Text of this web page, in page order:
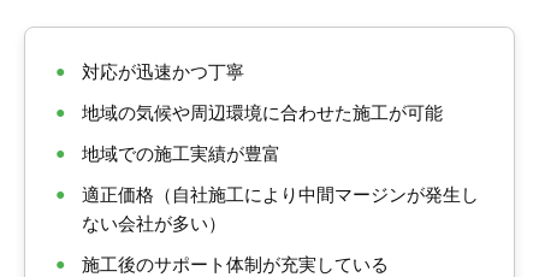
● 対応が迅速かつ丁寧
● 地域の気候や周辺環境に合わせた施工が可能
● 地域での施工実績が豊富
●
適正価格（自社施工により中間マージンが発生し
ない会社が多い）
● 施工後のサポート体制が充実している